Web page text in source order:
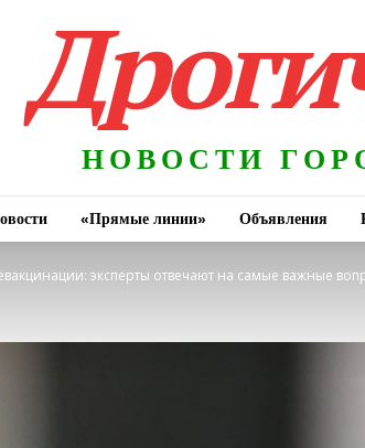
НОВОСТИ
«Прямые линии» Объявления
эксперты отвечают на самые важные